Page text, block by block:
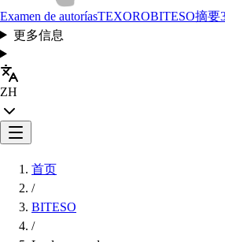
Examen de autoríasTEXOROBITESO摘要
更多信息
ZH
首页
/
BITESO
/